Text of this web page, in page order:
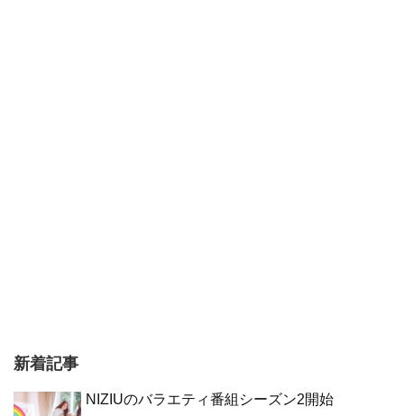
新着記事
NIZIUのバラエティ番組シーズン2開始